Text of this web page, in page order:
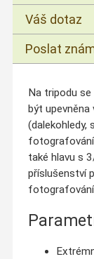
Váš dotaz
Poslat
Na tripodu
být
(dalekohledy,
také hlavu s
příslušenství
fotografování